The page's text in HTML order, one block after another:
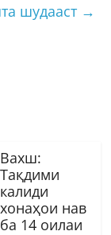
шудааст →
Вахш:
Тақдими
калиди
хонаҳои нав
ба 14 оилаи